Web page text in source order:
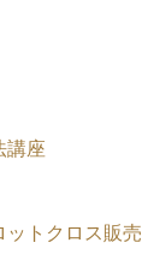
講座
ットクロス販売